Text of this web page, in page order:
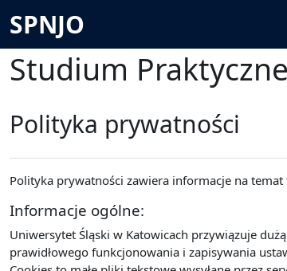
SPNJO
Studium
Polityka prywatności
Polityka prywatności zawiera informacje na
Informacje ogólne:
Uniwersytet Śląski w Katowicach przywiązuje
prawidłowego funkcjonowania i zapisywania